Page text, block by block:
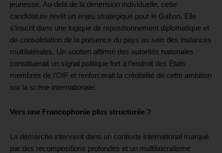
jeunesse. Au-delà de la dimension individuelle, cette
candidature revêt un enjeu stratégique pour le Gabon. Elle
s’inscrit dans une logique de repositionnement diplomatique et
de consolidation de la présence du pays au sein des instances
multilatérales. Un soutien affirmé des autorités nationales
constituerait un signal politique fort à l’endroit des États
membres de l’OIF et renforcerait la crédibilité de cette ambition
sur la scène internationale.
Vers une Francophonie plus structurée ?
La démarche intervient dans un contexte international marqué
par des recompositions profondes et un multilatéralisme